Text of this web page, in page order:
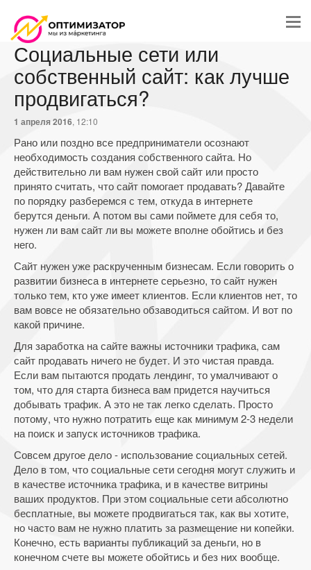
Социальные сети или
собственный сайт: как лучше
продвигаться?
1 апреля 2016, 12:10
Рано или поздно все предприниматели осознают
необходимость создания собственного сайта. Но
действительно ли вам нужен свой сайт или просто
принято считать, что сайт помогает продавать? Давайте
по порядку разберемся с тем, откуда в интернете
берутся деньги. А потом вы сами поймете для себя то,
нужен ли вам сайт ли вы можете вполне обойтись и без
него.
Сайт нужен уже раскрученным бизнесам. Если говорить о
развитии бизнеса в интернете серьезно, то сайт нужен
только тем, кто уже имеет клиентов. Если клиентов нет, то
вам вовсе не обязательно обзаводиться сайтом. И вот по
какой причине.
Для заработка на сайте важны источники трафика, сам
сайт продавать ничего не будет. И это чистая правда.
Если вам пытаются продать лендинг, то умалчивают о
том, что для старта бизнеса вам придется научиться
добывать трафик. А это не так легко сделать. Просто
потому, что нужно потратить еще как минимум 2-3 недели
на поиск и запуск источников трафика.
Совсем другое дело - использование социальных сетей.
Дело в том, что социальные сети сегодня могут служить и
в качестве источника трафика, и в качестве витрины
ваших продуктов. При этом социальные сети абсолютно
бесплатные, вы можете продвигаться так, как вы хотите,
но часто вам не нужно платить за размещение ни копейки.
Конечно, есть варианты публикаций за деньги, но в
конечном счете вы можете обойтись и без них вообще.